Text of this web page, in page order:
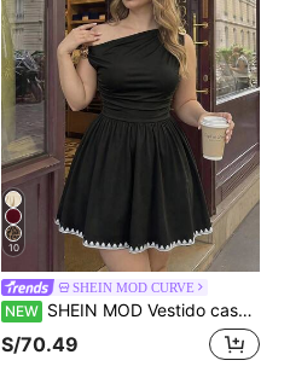
10
SHEIN MOD CURVE
NEW SHEIN MOD Vestido casual de vacaciones vintage con bloques de color, estampado a máquina de flores de concha, artesanía especial, talla grande, color negro sólido, hombro asimétrico, adecuado para verano, citas, oficina, festival de música
S/70.49